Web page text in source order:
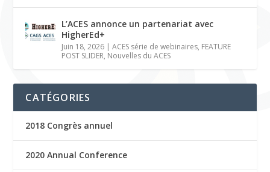
L’ACES annonce un partenariat avec
HigherEd+
Juin 18, 2026 |ACES série de webinaires, FEATURE
POST SLIDER, Nouvelles du ACES
CATÉGORIES
2018 Congrès annuel
2020 Annual Conference